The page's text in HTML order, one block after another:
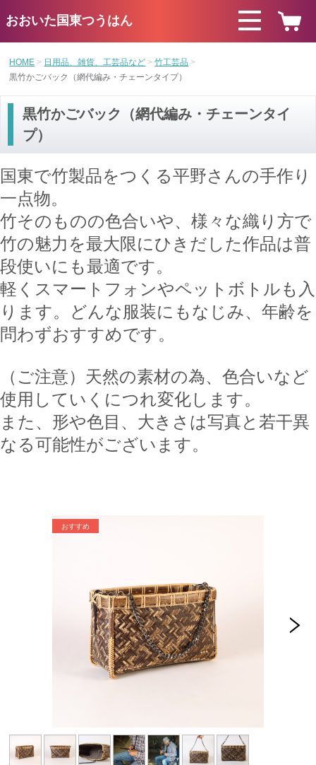
おおいた国東つうはん
HOME 日用品、雑貨、工芸品など
竹工芸品
黒竹かごバック（網代編み・チェーンタイプ）
黒竹かごバック（網代編み・チェーンタイ
プ）
国東で竹製品をつくる平野さんの手作り
一点物。
竹そのものの色合いや、様々な織り方で
竹の魅力を最大限にひきだした作品は普
段使いにも最適です。
軽くスマートフォンやペットボトルも入
ります。どんな服装にもなじみ、年齢を
問わずおすすめです。
（ご注意）天然の素材の為、色合いなど
使用していくにつれ変化します。
また、形や色目、大きさは写真と若干異
なる可能性がございます。